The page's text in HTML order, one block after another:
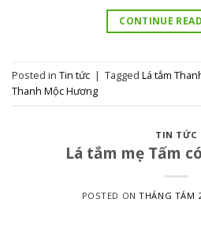
CONTINUE
Posted in Tin tức | Tagged Lá tắm
Thanh Mộc Hương
TIN TỨC
Lá tắm mẹ Tấm
POSTED ONTHÁNG TÁM